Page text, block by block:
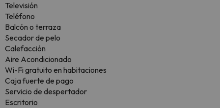
Televisión
Teléfono
Balcón o terraza
Secador de pelo
Calefacción
Aire Acondicionado
Wi-Fi gratuito en habitaciones
Caja fuerte de pago
Servicio de despertador
Escritorio